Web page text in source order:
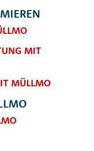
MIT
MÜLLMO